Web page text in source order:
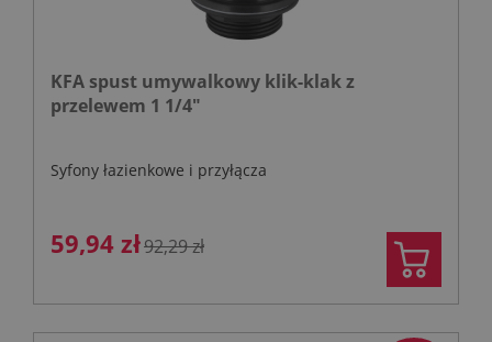
KFA spust umywalkowy klik-klak z
przelewem 1 1/4"
Syfony łazienkowe i przyłącza
59,94 zł92,29 zł